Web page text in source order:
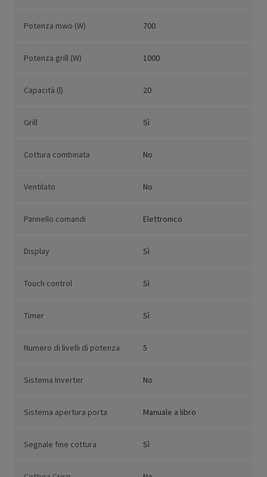
Potenza mwo (W) 700
Potenza grill (W) 1000
Capacità (l) 20
Grill Sì
Cottura combinata No
Ventilato No
Pannello comandi Elettronico
Display Sì
Touch control Sì
Timer Sì
Numero di livelli di potenza 5
Sistema Inverter No
Sistema apertura porta Manuale a libro
Segnale fine cottura Sì